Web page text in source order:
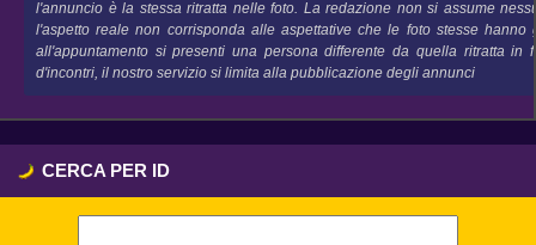
l'annuncio è la stessa ritratta nelle foto. La redazione non si assume
l'aspetto reale non corrisponda alle aspettative che le foto stesse
all'appuntamento si presenti una persona differente da quella ritratta in
d'incontri, il nostro servizio si limita alla pubblicazione degli annunci
CERCA PER ID